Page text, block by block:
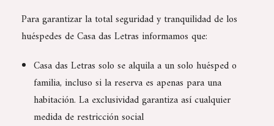
Para garantizar la total seguridad y tranquilidad de los
huéspedes de Casa das Letras informamos que:
Casa das Letras solo se alquila a un solo huésped o
familia, incluso si la reserva es apenas para una
habitación. La exclusividad garantiza así cualquier
medida de restricción social